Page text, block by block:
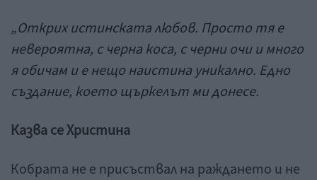
„Открих истинската любов. Просто тя е
невероятна, с черна коса, с черни очи и много
я обичам и е нещо наистина уникално. Едно
създание, което щъркелът ми донесе.
Казва се Христина
Кобрата не е присъствал на раждането и не